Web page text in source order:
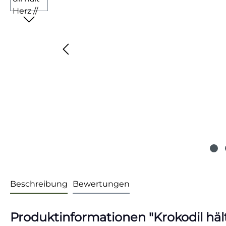
Beschreibung Bewertungen
Produktinformationen "Krokodil